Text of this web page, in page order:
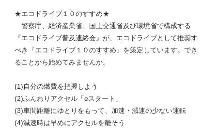
★エコドライブ１０のすすめ★
警察庁、経済産業省、国土交通省及び環境省で構成する
『エコドライブ普及連絡会』が、エコドライブとして推奨す
べき『エコドライブ１０のすすめ』を策定しています。でき
ることから始めてみませんか。
(1)自分の燃費を把握しよう
(2)ふんわりアクセル「eスタート」
(3)車間距離にゆとりをもって、加速・減速の少ない運転
(4)減速時は早めにアクセルを離そう